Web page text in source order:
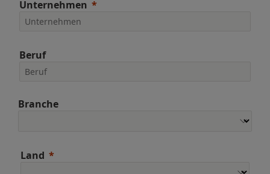
Unternehmen
Beruf
Branche
Land